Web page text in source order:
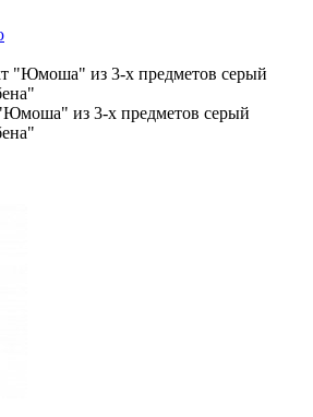
из 3-х предметов серый